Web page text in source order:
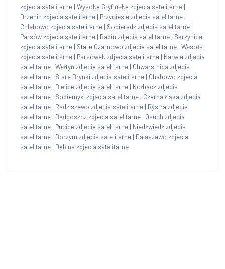
zdjecia satelitarne | Wysoka Gryfińska zdjecia satelitarne |
Drzenin zdjecia satelitarne | Przyciesie zdjecia satelitarne |
Chlebowo zdjecia satelitarne | Sobieradz zdjecia satelitarne |
Parsów zdjecia satelitarne | Babin zdjecia satelitarne | Skrzynice
zdjecia satelitarne | Stare Czarnowo zdjecia satelitarne | Wesoła
zdjecia satelitarne | Parsówek zdjecia satelitarne | Karwie zdjecia
satelitarne | Wełtyń zdjecia satelitarne | Chwarstnica zdjecia
satelitarne | Stare Brynki zdjecia satelitarne | Chabowo zdjecia
satelitarne | Bielice zdjecia satelitarne | Kołbacz zdjecia
satelitarne | Sobiemyśl zdjecia satelitarne | Czarna Łąka zdjecia
satelitarne | Radziszewo zdjecia satelitarne | Bystra zdjecia
satelitarne | Będgoszcz zdjecia satelitarne | Osuch zdjecia
satelitarne | Pucice zdjecia satelitarne | Niedźwiedź zdjecia
satelitarne | Borzym zdjecia satelitarne | Daleszewo zdjecia
satelitarne | Dębina zdjecia satelitarne